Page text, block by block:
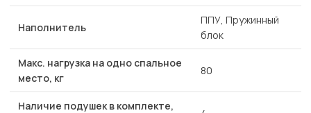
Наполнитель
ППУ, Пружинный
блок
Макс. нагрузка на одно спальное
место, кг
80
Наличие подушек в комплекте,